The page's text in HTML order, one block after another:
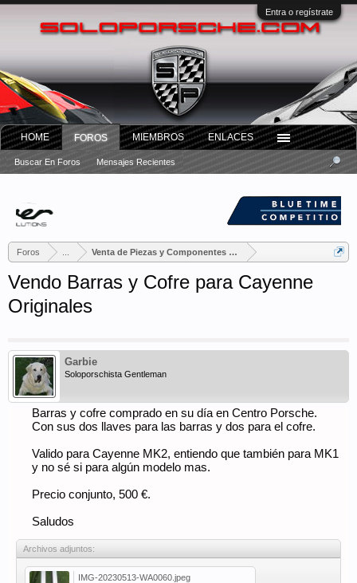
Entra o regístrate
Foros Venta de Piezas y Componentes Porsche
Vendo Barras y Cofre para Cayenne
Originales
Garbie
Soloporschista Gentleman
Barras y cofre comprado en su día en Centro Porsche.
Con sus dos llaves para las barras y dos para el cofre.
Valido para Cayenne MK2, entiendo que también para MK1
y no sé si para algún modelo mas.
Precio conjunto, 500 €.
Saludos
Archivos adjuntos:
IMG-20230513-WA0060.jpeg
HOME FOROS
Buscar En Foros Mensajes Recientes
MIEMBROS ENLACES